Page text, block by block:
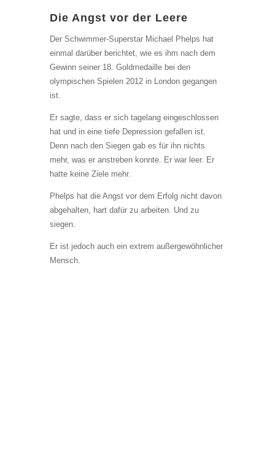
Die Angst vor der Leere
Der Schwimmer-Superstar Michael Phelps hat
einmal darüber berichtet, wie es ihm nach dem
Gewinn seiner 18. Goldmedaille bei den
olympischen Spielen 2012 in London gegangen
ist.
Er sagte, dass er sich tagelang eingeschlossen
hat und in eine tiefe Depression gefallen ist.
Denn nach den Siegen gab es für ihn nichts
mehr, was er anstreben konnte. Er war leer. Er
hatte keine Ziele mehr.
Phelps hat die Angst vor dem Erfolg nicht davon
abgehalten, hart dafür zu arbeiten. Und zu
siegen.
Er ist jedoch auch ein extrem außergewöhnlicher
Mensch.